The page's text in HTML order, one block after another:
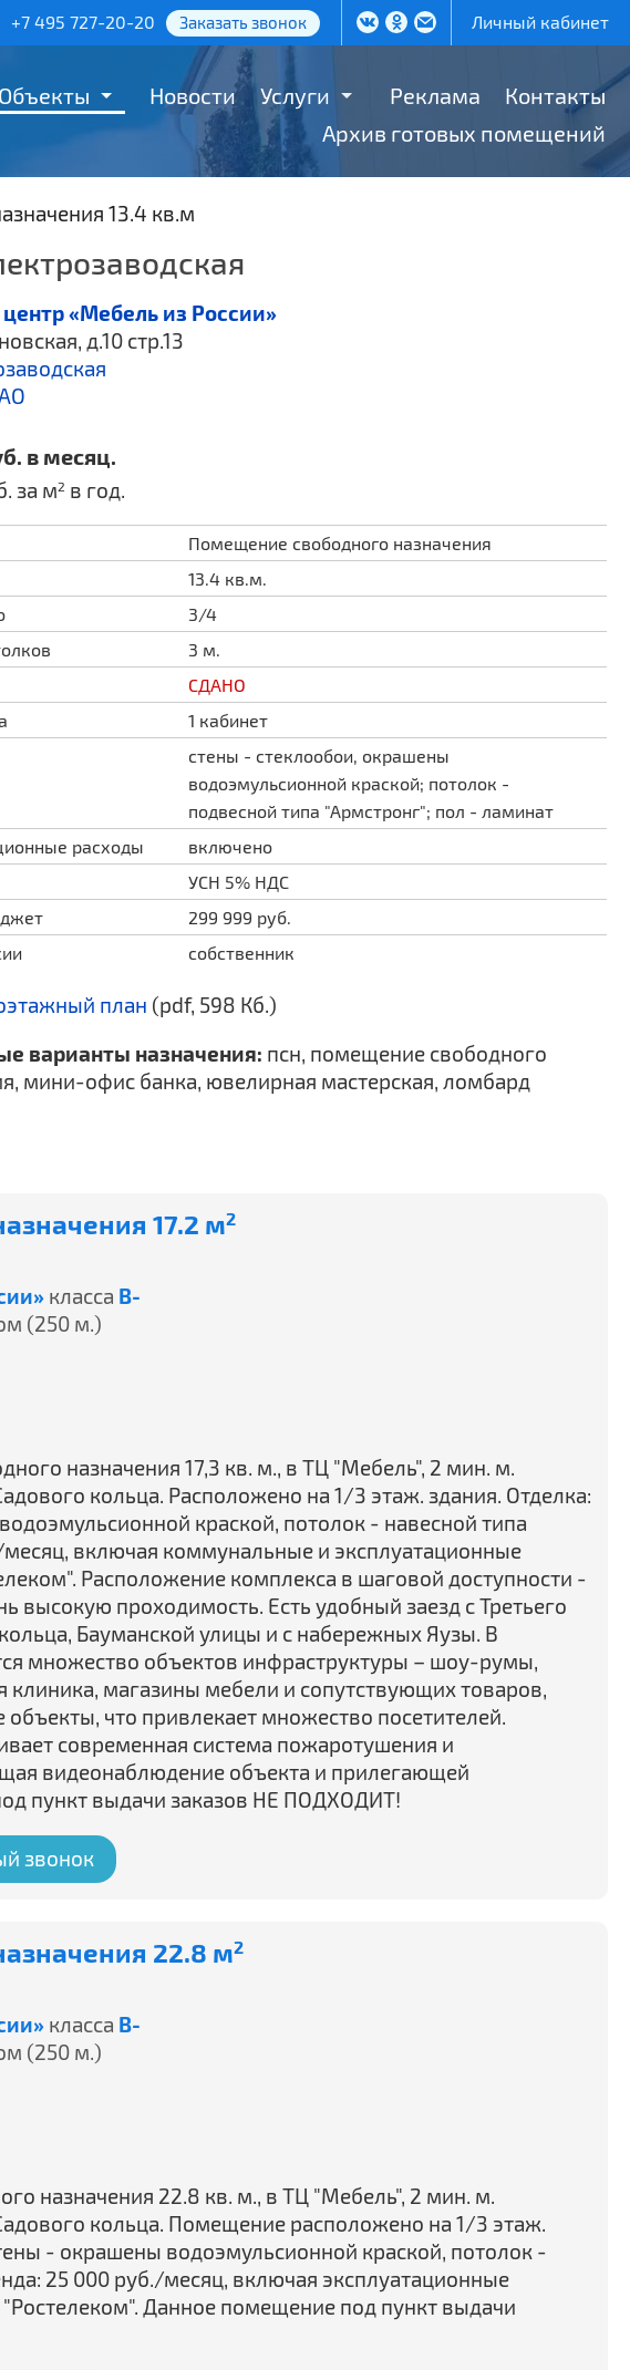
+7 495 727-20-20 Заказать звонок Личный кабинет
Объекты Новости Услуги Реклама
Контакты
Архив готовых помещений
13.4 кв.м
«Мебель из России»
д.10 стр.13
в месяц.
за м2 в год.
Помещение свободного назначения
13.4 кв.м.
3/4
3 м.
СДАНО
1 кабинет
стены - стеклообои, окрашены
водоэмульсионной краской; потолок -
подвесной типа "Армстронг"; пол - ламинат
расходы
включено
УСН 5% НДС
299 999 руб.
собственник
план (pdf, 598 Кб.)
варианты назначения: псн, помещение свободного
мини-офис банка, ювелирная мастерская, ломбард
17.2 м2
класса B-
(250 м.)
назначения 17,3 кв. м., в ТЦ "Мебель", 2 мин. м.
кольца. Расположено на 1/3 этаж. здания. Отделка:
краской, потолок - навесной типа
включая коммунальные и эксплуатационные
Расположение комплекса в шаговой доступности -
высокую проходимость. Есть удобный заезд с Третьего
Бауманской улицы и с набережных Яузы. В
множество объектов инфраструктуры – шоу-румы,
клиника, магазины мебели и сопутствующих товаров,
что привлекает множество посетителей.
современная система пожаротушения и
видеонаблюдение объекта и прилегающей
пункт выдачи заказов НЕ ПОДХОДИТ!
звонок
22.8 м2
класса B-
(250 м.)
назначения 22.8 кв. м., в ТЦ "Мебель", 2 мин. м.
кольца. Помещение расположено на 1/3 этаж.
- окрашены водоэмульсионной краской, потолок -
25 000 руб./месяц, включая эксплуатационные
Данное помещение под пункт выдачи